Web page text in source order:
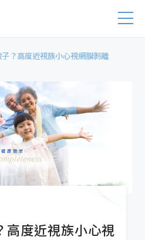
？高度近視族小心視網膜剝離
高度近視族小心視